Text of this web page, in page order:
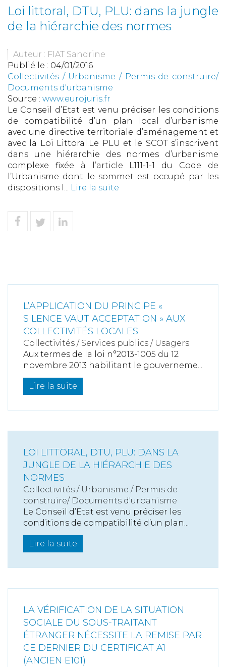
Loi littoral, DTU, PLU: dans la jungle
de la hiérarchie des normes
Auteur : FIAT Sandrine
Publié le : 04/01/2016
Collectivités / Urbanisme / Permis de construire/
Documents d'urbanisme
Source : www.eurojuris.fr
Le Conseil d’Etat est venu préciser les conditions
de compatibilité d’un plan local d’urbanisme
avec une directive territoriale d’aménagement et
avec la Loi Littoral.Le PLU et le SCOT s’inscrivent
dans une hiérarchie des normes d’urbanisme
complexe fixée à l’article L111-1-1 du Code de
l’Urbanisme dont le sommet est occupé par les
dispositions l... Lire la suite
L’APPLICATION DU PRINCIPE «
SILENCE VAUT ACCEPTATION » AUX
COLLECTIVITÉS LOCALES
Collectivités / Services publics / Usagers
Aux termes de la loi n°2013-1005 du 12
novembre 2013 habilitant le gouverneme...
Lire la suite
LOI LITTORAL, DTU, PLU: DANS LA
JUNGLE DE LA HIÉRARCHIE DES
NORMES
Collectivités / Urbanisme / Permis de
construire/ Documents d'urbanisme
Le Conseil d’Etat est venu préciser les
conditions de compatibilité d’un plan...
Lire la suite
LA VÉRIFICATION DE LA SITUATION
SOCIALE DU SOUS-TRAITANT
ÉTRANGER NÉCESSITE LA REMISE PAR
CE DERNIER DU CERTIFICAT A1
(ANCIEN E101)